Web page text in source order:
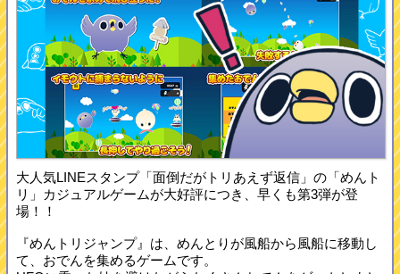
大人気LINEスタンプ「面倒だがトリあえず返信」の「めんト
リ」カジュアルゲームが大好評につき、早くも第3弾が登
場！！
『めんトリジャンプ』は、めんとりが風船から風船に移動し
て、おでんを集めるゲームです。